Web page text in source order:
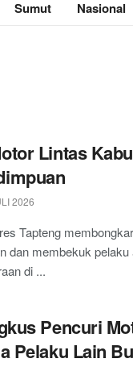
Sumut Nasional
Lintas
2026
Tapteng
dan membekuk
di ...
Pencuri
Pelaku Lain